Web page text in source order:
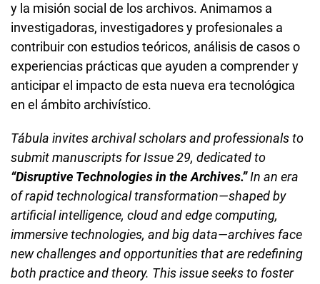
y la misión social de los archivos. Animamos a
investigadoras, investigadores y profesionales a
contribuir con estudios teóricos, análisis de casos o
experiencias prácticas que ayuden a comprender y
anticipar el impacto de esta nueva era tecnológica
en el ámbito archivístico.
Tábula invites archival scholars and professionals to
submit manuscripts for Issue 29, dedicated to
“Disruptive Technologies in the Archives.”In an era
of rapid technological transformation—shaped by
artificial intelligence, cloud and edge computing,
immersive technologies, and big data—archives face
new challenges and opportunities that are redefining
both practice and theory. This issue seeks to foster